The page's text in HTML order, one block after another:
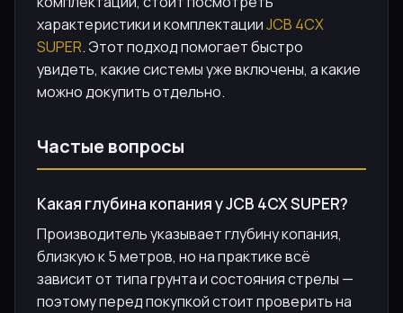
характеристики и комплектацииJCB 4CX
SUPER. Этот подход помогает быстро
увидеть, какие системы уже включены, а какие
можно докупить отдельно.
Частые вопросы
Какая глубина копания у JCB 4CX SUPER?
Производитель указывает глубину копания,
близкую к 5 метров, но на практике всё
зависит от типа грунта и состояния стрелы —
поэтому перед покупкой стоит проверить на